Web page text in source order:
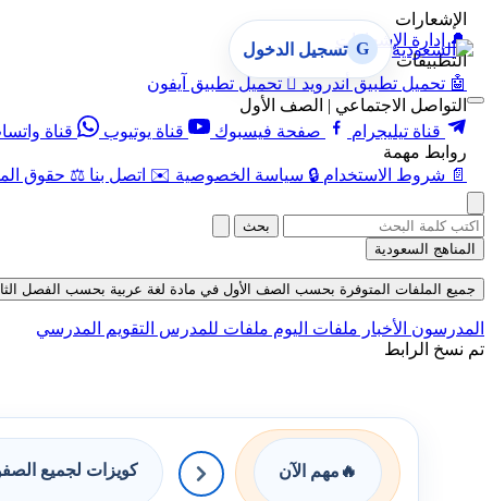
الإشعارات
🔔 إدارة الإشعارات
التطبيقات
🤖 تحميل تطبيق أندرويد  تحميل تطبيق آيفون
التواصل الاجتماعي | الصف الأول
قناة تيليجرام
صفحة فيسبوك قناة يوتيوب قناة
روابط مهمة
📄 شروط الاستخدام 🔒 سياسة الخصوصية ✉️ اتصل بنا ⚖️ حقوق
G تسجيل الدخول
بحث
المناهج السعودية
جميع الملفات المتوفرة بحسب الصف الأول في مادة لغة عربية بحسب الفصل الثاني
المدرسون الأخبار ملفات اليوم ملفات للمدرس التقويم المدرسي
تم نسخ الرابط
🔥 مهم الآن كويزات لجميع